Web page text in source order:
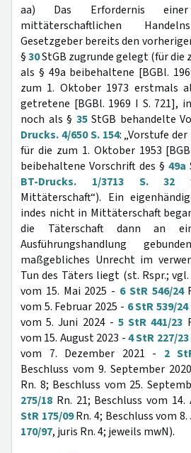
aa) Das Erfordernis einer
mittäterschaftlichen
Gesetzgeber bereits den
§30StGB zugrunde gelegt (für die
als § 49a beibehaltene [BGBl.
zum 1. Oktober 1973 erstmals
getretene [BGBl. 1969 I S. 721],
noch als § 35StGB behandelte
Drucks. 4/650 S. 154: „Vorstufe
für die zum 1. Oktober 1953
beibehaltene Vorschrift des §49a
BT-Drucks. 1/3713 S. 32
Mittäterschaft“). Ein
indes nicht in Mittäterschaft
die Täterschaft dann an
Ausführungshandlung
maßgebliches Unrecht im
Tun des Täters liegt (st. Rspr.; vgl.
vom 15. Mai 2025 - 6 StR 546/24
vom 5. Februar 2025 - 6 StR 539/24
vom 5. Juni 2024 - 5 StR 441/23
vom 15. August 2023 -4 StR 227/23
vom 7. Dezember 2021 - 2
Beschluss vom 9. September
Rn. 8; Beschluss vom 25.
275/18 Rn. 21; Beschluss vom 14.
StR 175/09Rn. 4; Beschluss vom
170/97, juris Rn. 4; jeweils mwN).